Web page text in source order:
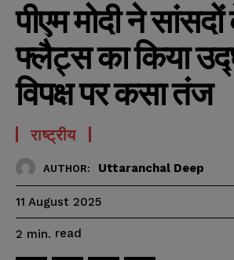
पीएम मोदी ने
फ्लैट्स का किया
विपक्ष पर कसा तंज
राष्ट्रीय
AUTHOR: Uttaranchal Deep
11 August 2025
2 min. read